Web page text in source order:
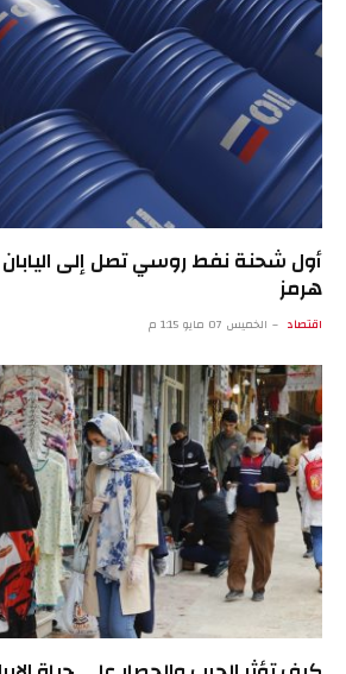
أول شحنة نفط روسي تصل إلى
هرمز
اقتصاد الخميس 07 مايو 1:15 م